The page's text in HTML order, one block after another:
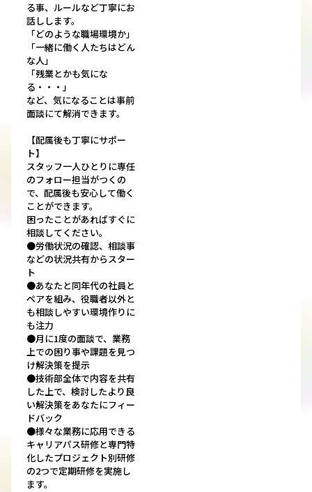
る事、ルールなど丁寧にお
話しします。
「どのような職場環境か」
「一緒に働く人たちはどん
な人」
「残業とかも気にな
る・・・」
など、気になることは事前
面談にて解消できます。
【配属後も丁寧にサポー
ト】
スタッフ一人ひとりに専任
のフォロー担当がつくの
で、配属後も安心して働く
ことができます。
困ったことがあればすぐに
相談してください。
●労働状況の確認、相談事
などの状況共有からスター
ト
●あなたと同年代の社員と
ペアを組み、役職者以外と
も相談しやすい環境作りに
も注力
●月に1度の面談で、業務
上での困り事や課題を見つ
け解決策を提示
●技術部全体で内容を共有
した上で、検討したより良
い解決策をあなたにフィー
ドバック
●様々な業務に応用できる
キャリアパス研修と専門特
化したプロジェクト別研修
の2つで定期研修を実施し
ます。